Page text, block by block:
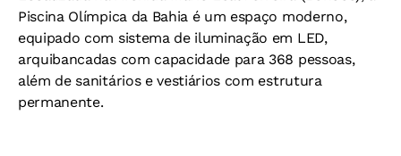
Piscina Olímpica da Bahia é um espaço moderno,
equipado com sistema de iluminação em LED,
arquibancadas com capacidade para 368 pessoas,
além de sanitários e vestiários com estrutura
permanente.